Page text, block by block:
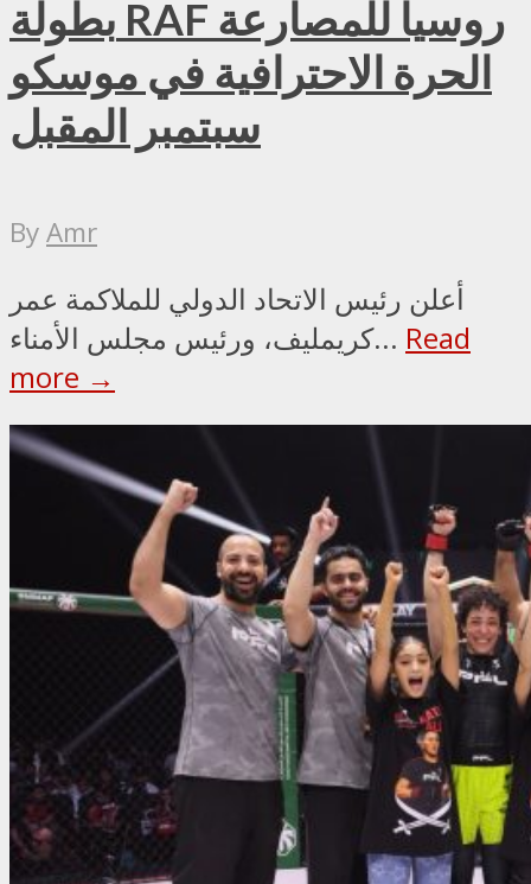
بطولة RAF روسيا للمصارعة
الحرة الاحترافية في موسكو
سبتمبر المقبل
ByAmr
أعلن رئيس الاتحاد الدولي للملاكمة عمر
كريمليف، ورئيس مجلس الأمناء... Read
more →